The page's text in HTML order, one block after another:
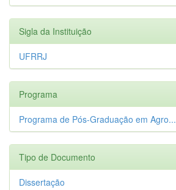
Sigla da Instituição
UFRRJ
Programa
Programa de Pós-Graduação em Agro...
Tipo de Documento
Dissertação